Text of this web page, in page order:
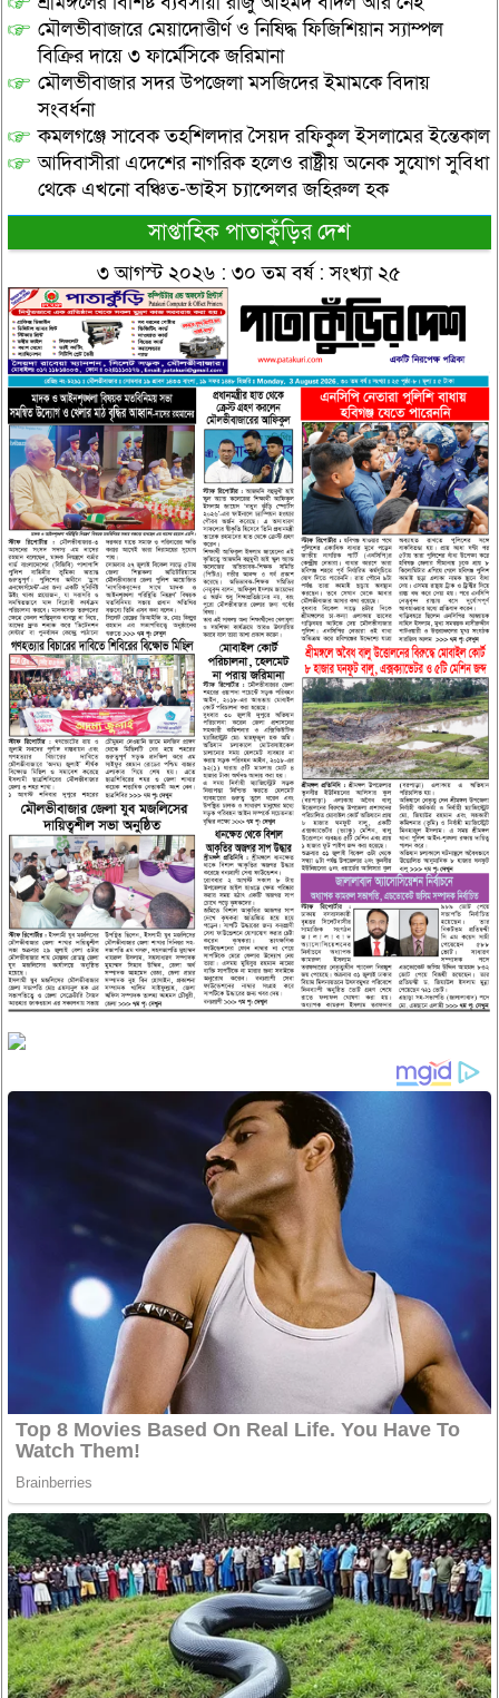
মৌলভীবাজারে মেয়াদোত্তীর্ণ ও নিষিদ্ধ ফিজিশিয়ান স্যাম্পল
বিক্রির দায়ে ৩ ফার্মেসিকে জরিমানা
মৌলভীবাজার সদর উপজেলা মসজিদের ইমামকে বিদায়
সংবর্ধনা
কমলগঞ্জে সাবেক তহশিলদার সৈয়দ রফিকুল ইসলামের ইন্তেকাল
আদিবাসীরা এদেশের নাগরিক হলেও রাষ্ট্রীয় অনেক সুযোগ সুবিধা
থেকে এখনো বঞ্চিত-ভাইস চ্যান্সেলর জহিরুল হক
সাপ্তাহিক পাতাকুঁড়ির দেশ
৩ আগস্ট ২০২৬ : ৩০ তম বর্ষ : সংখ্যা ২৫